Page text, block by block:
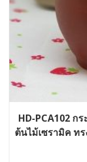
HD-PCA102 กร
ต้นไม้เซรามิค ท